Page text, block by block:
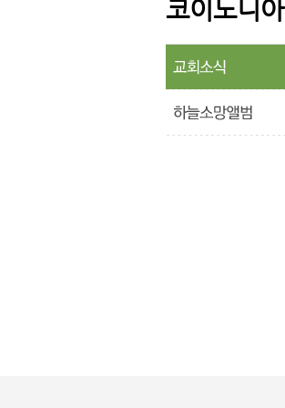
코이노니아